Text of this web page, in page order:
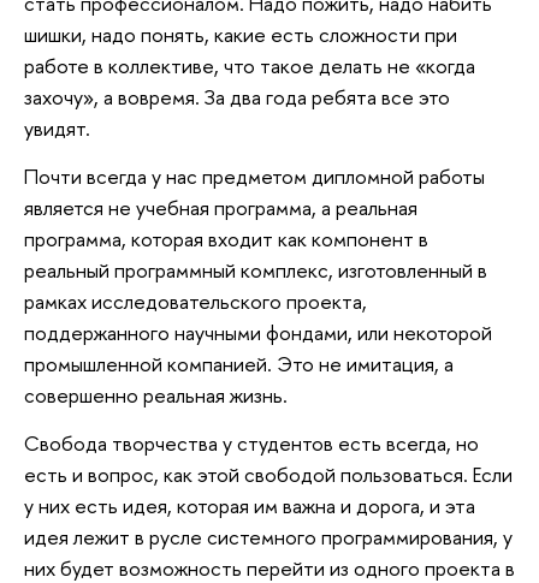
шишки, надо понять, какие есть сложности при
работе в коллективе, что такое делать не «когда
захочу», а вовремя. За два года ребята все это
увидят.
Почти всегда у нас предметом дипломной работы
является не учебная программа, а реальная
программа, которая входит как компонент в
реальный программный комплекс, изготовленный в
рамках исследовательского проекта,
поддержанного научными фондами, или некоторой
промышленной компанией. Это не имитация, а
совершенно реальная жизнь.
Свобода творчества у студентов есть всегда, но
есть и вопрос, как этой свободой пользоваться. Если
у них есть идея, которая им важна и дорога, и эта
идея лежит в русле системного программирования, у
них будет возможность перейти из одного проекта в